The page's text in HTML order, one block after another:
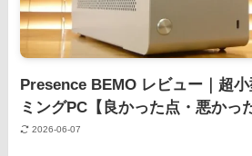
Presence BEMO レビュー｜超
ミングPC【良かった点・悪かっ
2026-06-07